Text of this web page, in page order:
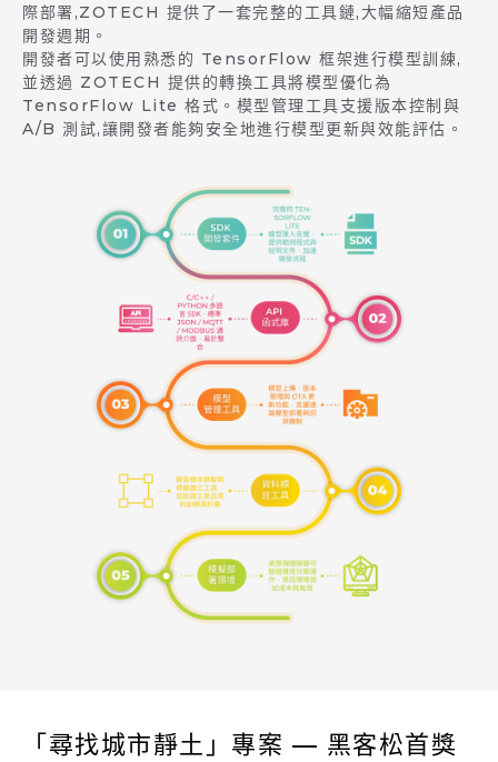
際部署,ZOTECH 提供了一套完整的工具鏈,大幅縮短產品
開發週期。
開發者可以使用熟悉的 TensorFlow 框架進行模型訓練,
並透過 ZOTECH 提供的轉換工具將模型優化為
TensorFlow Lite 格式。模型管理工具支援版本控制與
A/B 測試,讓開發者能夠安全地進行模型更新與效能評估。
「尋找城市靜土」專案 — 黑客松首獎